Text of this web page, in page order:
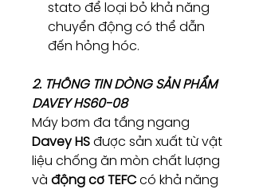
stato để loại bỏ khả năng
chuyển động có thể dẫn
đến hỏng hóc.
2. THÔNG TIN DÒNG SẢN PHẨM
DAVEY HS60-08
Máy bơm đa tầng ngang
Davey HSđược sản xuất từ ​​​​vật
liệu chống ăn mòn chất lượng
và động cơ TEFCcó khả năng